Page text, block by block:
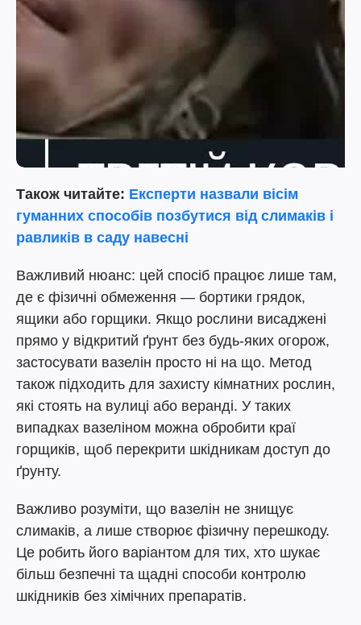
Також читайте: Експерти назвали вісім
гуманних способів позбутися від слимаків і
равликів в саду навесні
Важливий нюанс: цей спосіб працює лише там,
де є фізичні обмеження — бортики грядок,
ящики або горщики. Якщо рослини висаджені
прямо у відкритий ґрунт без будь-яких огорож,
застосувати вазелін просто ні на що. Метод
також підходить для захисту кімнатних рослин,
які стоять на вулиці або веранді. У таких
випадках вазеліном можна обробити краї
горщиків, щоб перекрити шкідникам доступ до
ґрунту.
Важливо розуміти, що вазелін не знищує
слимаків, а лише створює фізичну перешкоду.
Це робить його варіантом для тих, хто шукає
більш безпечні та щадні способи контролю
шкідників без хімічних препаратів.